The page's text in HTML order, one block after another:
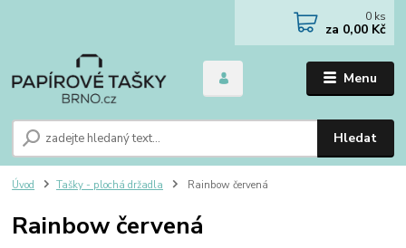
Menu
Hledat
0 ks
za 0,00 Kč
Úvod Tašky - plochá držadla Rainbow červená
Rainbow červená